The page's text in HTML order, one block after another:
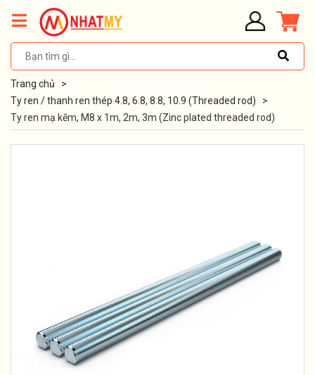
Trang chủ
>
Ty ren / thanh ren thép 4.8, 6.8, 8.8, 10.9 (Threaded rod)
>
Ty ren mạ kẽm, M8 x 1m, 2m, 3m (Zinc plated threaded rod)